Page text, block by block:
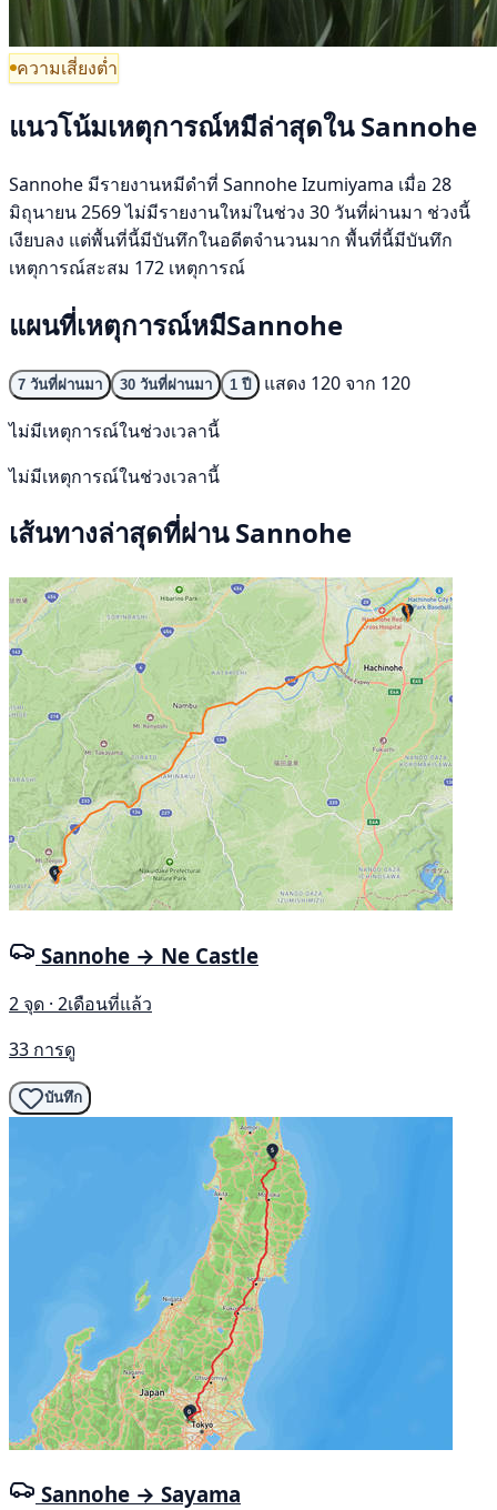
ความเสี่ยงต่ำ
แนวโน้มเหตุการณ์หมีล่าสุดใน Sannohe
Sannohe มีรายงานหมีดำที่ Sannohe Izumiyama เมื่อ 28
มิถุนายน 2569 ไม่มีรายงานใหม่ในช่วง 30 วันที่ผ่านมา ช่วงนี้
เงียบลง แต่พื้นที่นี้มีบันทึกในอดีตจำนวนมาก พื้นที่นี้มีบันทึก
เหตุการณ์สะสม 172 เหตุการณ์
แผนที่เหตุการณ์หมีSannohe
7 วันที่ผ่านมา 30 วันที่ผ่านมา 1 ปี
แสดง 120 จาก 120
ไม่มีเหตุการณ์ในช่วงเวลานี้
ไม่มีเหตุการณ์ในช่วงเวลานี้
เส้นทางล่าสุดที่ผ่าน Sannohe
Sannohe → Ne Castle
2 จุด · 2เดือนที่แล้ว
33 การดู
บันทึก
Sannohe → Sayama